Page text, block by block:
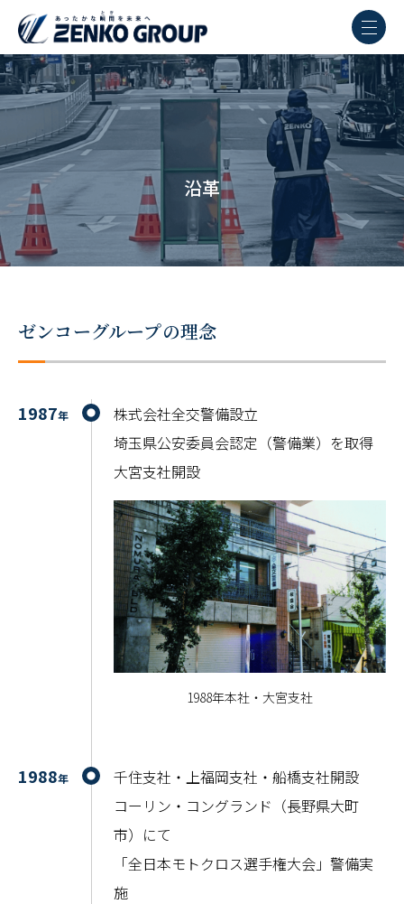
ったかな瞬
間を未来へ
ZENKO
沿革
ゼンコーグループの理念
1987年
株式会社全交警備設立
埼玉県公安委員会認定（警備業）を取得
大宮支社開設
1988年本社・大宮支社
1988年
千住支社・上福岡支社・船橋支社開設
コーリン・コングランド（長野県大町
市）にて
「全日本モトクロス選手権大会」警備実
施